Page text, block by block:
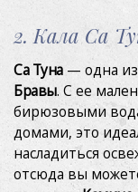
2. Кала Са
Са Туна— одна из
Бравы. С ее
бирюзовыми
домами, это
насладиться
отсюда вы
Они позволяют
поведение
Информация,
cookie,
Интернете для
пользователей
анализа данных
пользователями
информацию о
улучшить
опыт с помощью